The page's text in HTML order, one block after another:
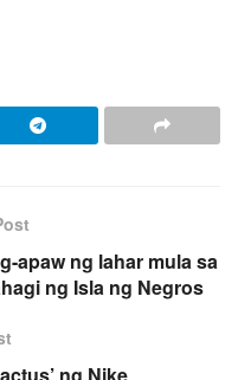
apaw ng lahar mula sa
ng Isla ng Negros